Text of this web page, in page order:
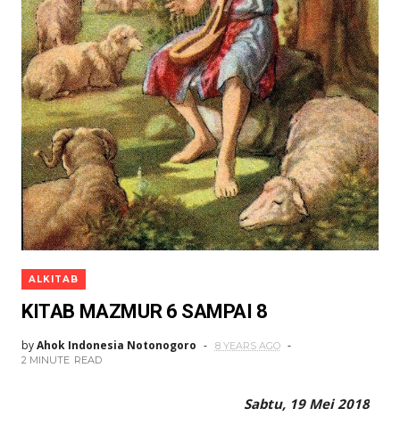
ALKITAB
KITAB MAZMUR 6 SAMPAI 8
byAhok Indonesia Notonogoro
8 YEARS AGO
2 MINUTE READ
Sabtu, 19 Mei 2018